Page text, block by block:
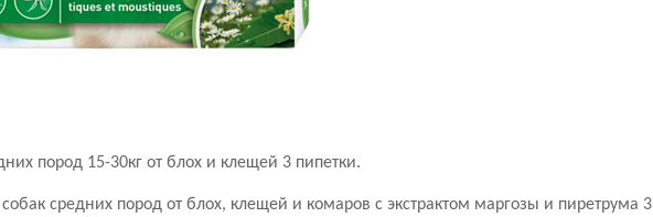
пород 15-30кг от блох и клещей 3 пипетки.
средних пород от блох, клещей и комаров с экстрактом маргозы и пиретрума 3